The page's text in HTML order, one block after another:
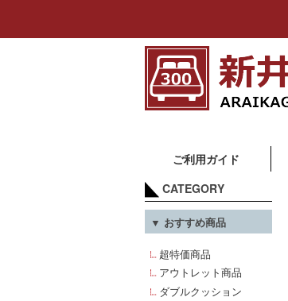
ご利用ガイド
CATEGORY
▼ おすすめ商品
超特価商品
アウトレット商品
ダブルクッション